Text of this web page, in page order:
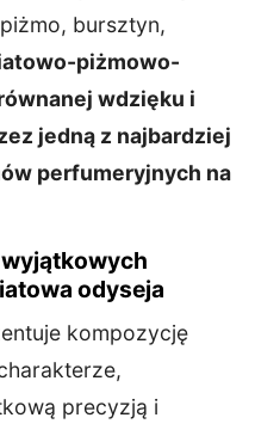
bursztyn,
piżmowo-
wdzięku i
jedną z najbardziej
perfumeryjnych na
odyseja
kompozycję
precyzją i